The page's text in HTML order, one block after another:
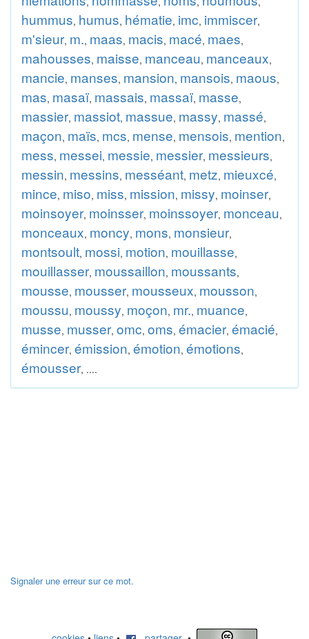
hummus, humus, hématie, imc, immiscer,
m'sieur, m., maas, macis, macé, maes,
mahousses, maisse, manceau, manceaux,
mancie, manses, mansion, mansois, maous,
mas, masaï, massais, massaï, masse,
massier, massiot, massue, massy, massé,
maçon, maïs, mcs, mense, mensois, mention,
mess, messei, messie, messier, messieurs,
messin, messins, messéant, metz, mieuxcé,
mince, miso, miss, mission, missy, moinser,
moinsoyer, moinsser, moinssoyer, monceau,
monceaux, moncy, mons, monsieur,
montsoult, mossi, motion, mouillasse,
mouillasser, moussaillon, moussants,
mousse, mousser, mousseux, mousson,
moussu, moussy, moçon, mr., muance,
musse, musser, omc, oms, émacier, émacié,
émincer, émission, émotion, émotions,
émousser, ....
Signaler une erreur sur ce mot.